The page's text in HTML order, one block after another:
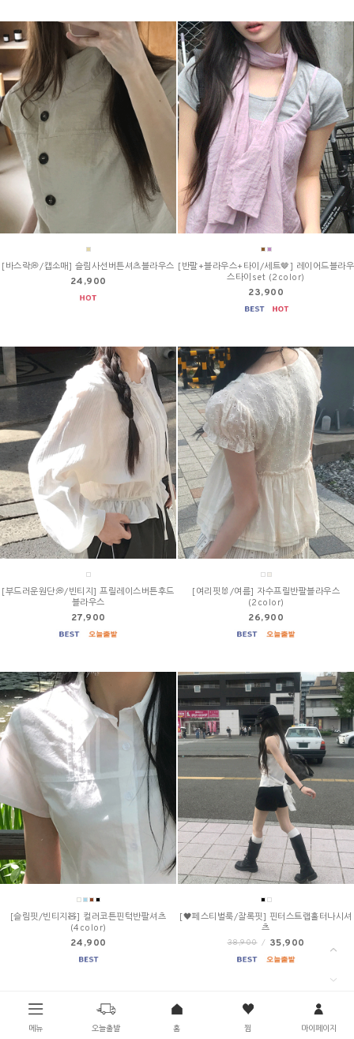
메뉴 오늘출발 홈 찜 마이페이지
[바스락💭/캡소매] 슬림사선버튼셔츠블라우스
24,900
[반팔+블라우스+타이/세트🤎] 레이어드블라우
스타이set (2color)
23,900
[부드러운원단💭/빈티지] 프릴레이스버튼후드
블라우스
27,900
[여리핏🐰/여름] 자수프릴반팔블라우스
(2color)
26,900
[슬림핏/빈티지🧸] 컬러코튼핀턱반팔셔츠
(4color)
24,900
[🖤페스티벌룩/잘록핏] 핀터스트랩홀터나시셔
츠
38,900 / 35,900